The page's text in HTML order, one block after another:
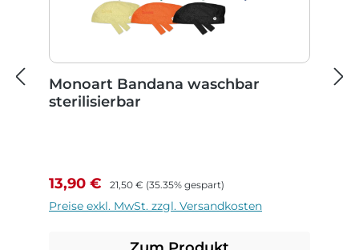
Monoart Bandana waschbar
sterilisierbar
Verkaufspreis:
13,90 € Regulärer Preis:
21,50 € (35.35% gespart)
Preise exkl. MwSt. zzgl. Versandkosten